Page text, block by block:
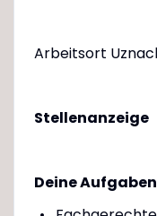
Arbeitsort
Stellenanzeige
Deine